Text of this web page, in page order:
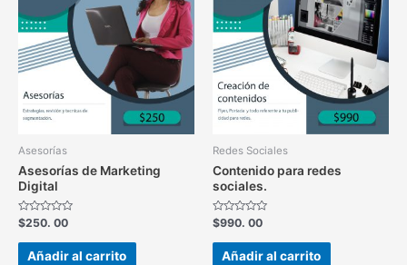
Asesorías
Asesorías de Marketing
Digital
Valorado
en
0
$250. 00
Añadir al carrito
Redes Sociales
Contenido para redes
sociales.
Valorado
en
0
$990. 00
Añadir al carrito